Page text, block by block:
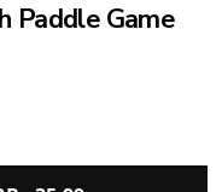
Paddle Game